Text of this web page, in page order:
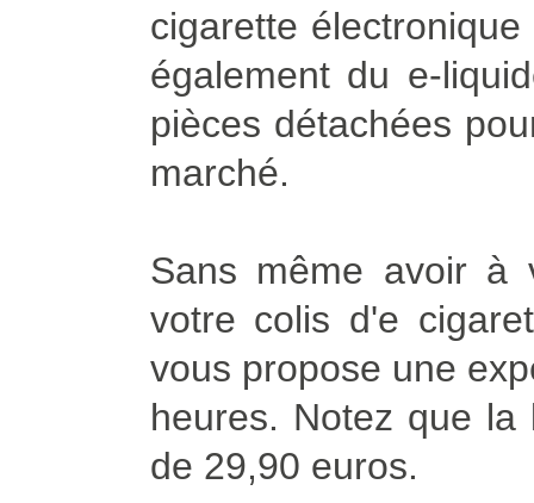
cigarette
également du e-
pièces détachées
marché.
Sans même avoir à
votre colis d'e
vous propose une
heures. Notez que
de 29,90 euros.